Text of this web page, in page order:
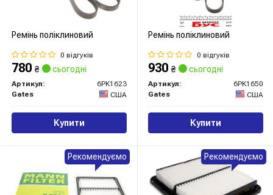
Ремінь поліклиновий
0 відгуків
780 ₴ сьогодні
Артикул:
6PK1623
Gates
США
Купити
Ремінь поліклиновий
0 відгуків
930 ₴ сьогодні
Артикул:
6PK1650
Gates
США
Купити
Рекомендуємо Рекомендуємо